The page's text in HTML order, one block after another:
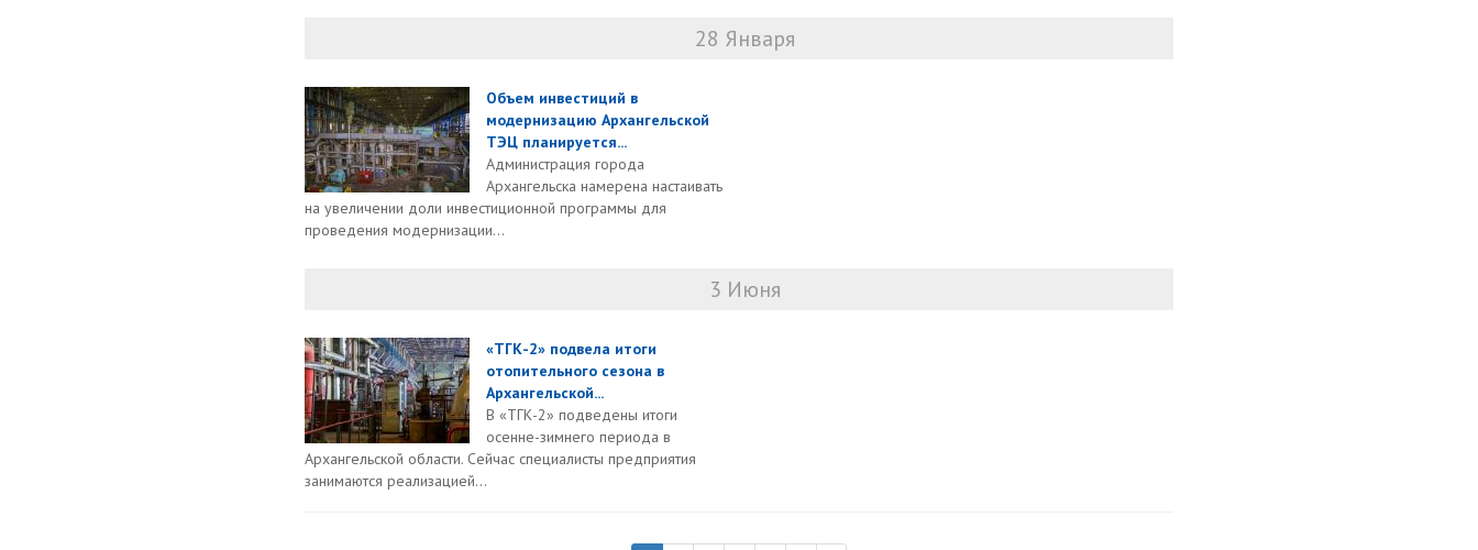
28 Января
Объем инвестиций в
модернизацию Архангельской
ТЭЦ планируется...
Администрация города
Архангельска намерена настаивать
на увеличении доли инвестиционной программы для
проведения модернизации...
3 Июня
«ТГК-2» подвела итоги
отопительного сезона в
Архангельской...
В «ТГК-2» подведены итоги
осенне-зимнего периода в
Архангельской области. Сейчас специалисты предприятия
занимаются реализацией...